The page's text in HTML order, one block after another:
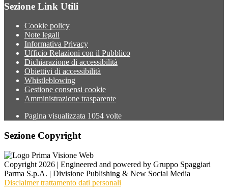
Sezione Link Utili
Cookie policy
Note legali
Informativa Privacy
Ufficio Relazioni con il Pubblico
Dichiarazione di accessibilità
Obiettivi di accessibilità
Whistleblowing
Gestione consensi cookie
Amministrazione trasparente
Pagina visualizzata 1054 volte
Sezione Copyright
Copyright 2026 | Engineered and powered by Gruppo Spaggiari
Parma S.p.A. | Divisione Publishing & New Social Media
Disclaimer trattamento dati personali